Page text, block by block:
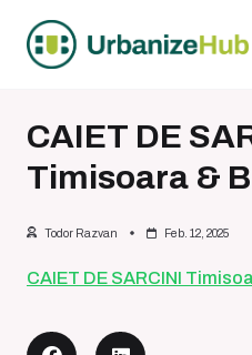
content
CAIET DE
Timisoara &
Todor Razvan Feb. 12, 2025
CAIET DE SARCINI